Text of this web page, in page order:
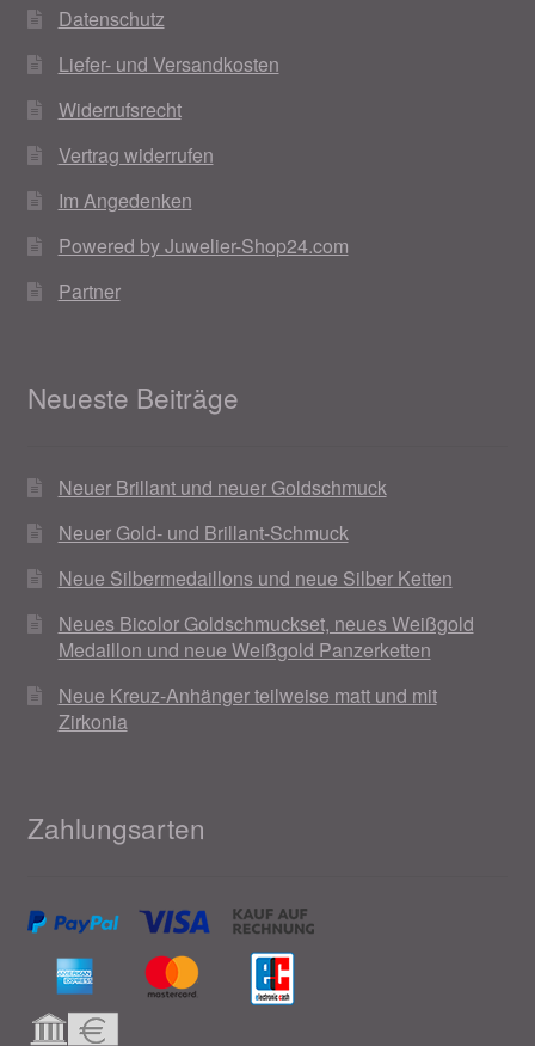
Datenschutz
Liefer- und Versandkosten
Widerrufsrecht
Vertrag widerrufen
Im Angedenken
Powered by Juwelier-Shop24.com
Partner
Neueste Beiträge
Neuer Brillant und neuer Goldschmuck
Neuer Gold- und Brillant-Schmuck
Neue Silbermedaillons und neue Silber Ketten
Neues Bicolor Goldschmuckset, neues Weißgold
Medaillon und neue Weißgold Panzerketten
Neue Kreuz-Anhänger teilweise matt und mit
Zirkonia
Zahlungsarten